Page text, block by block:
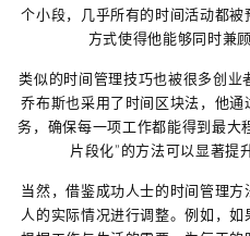
个小段，几乎所有的时间活动都
方式使得他能够同时兼
类似的时间管理技巧也被很多创业
乔布斯也采用了时间区块法，他
务，确保每一项工作都能得到最大
片段化”的方法可以显著提
当然，借鉴成功人士的时间管理
人的实际情况进行调整。例如，